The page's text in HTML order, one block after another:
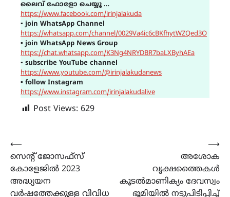
ലൈവ് ഫോളോ ചെയ്യൂ …
https://www.facebook.com/irinjalakuda
▪ join WhatsApp Channel
https://whatsapp.com/channel/0029Va4ic6cBKfhytWZQed3O
▪ join WhatsApp News Group
https://chat.whatsapp.com/K3Ng4NRYDBR7baLXByhAEa
▪ subscribe YouTube channel
https://www.youtube.com/@irinjalakudanews
▪ follow Instagram
https://www.instagram.com/irinjalakudalive
Post Views: 629
Post
navigation
⟵
സെന്‍റ് ജോസഫ്സ്
കോളേജില്‍ 2023
അദ്ധ്യയന
വർഷത്തേക്കുള്ള വിവിധ
അശോക
വൃക്ഷത്തൈകൾ
കൂടൽമാണിക്യം ദേവസ്വം
ഭൂമിയിൽ നട്ടുപിടിപ്പിച്ച്
⟶